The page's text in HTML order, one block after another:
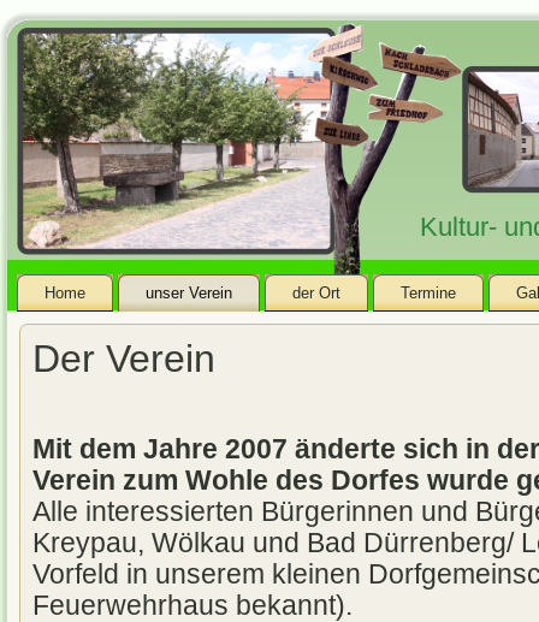
Kultur-
Home unser Verein der Ort Termine
Der Verein
Mit dem Jahre 2007 änderte sich in
Verein zum Wohle des Dorfes wurde
Alle interessierten Bürgerinnen und
Kreypau, Wölkau und Bad Dürrenberg/
Vorfeld in unserem kleinen
Feuerwehrhaus bekannt).